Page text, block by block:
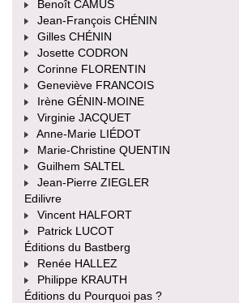
Benoît CAMUS
Jean-François CHÉNIN
Gilles CHÉNIN
Josette CODRON
Corinne FLORENTIN
Geneviève FRANCOIS
Irène GÉNIN-MOINE
Virginie JACQUET
Anne-Marie LIÉDOT
Marie-Christine QUENTIN
Guilhem SALTEL
Jean-Pierre ZIEGLER
Edilivre
Vincent HALFORT
Patrick LUCOT
Éditions du Bastberg
Renée HALLEZ
Philippe KRAUTH
Éditions du Pourquoi pas ?